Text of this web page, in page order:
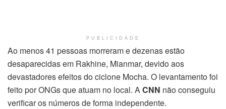
PUBLICIDADE
Ao menos 41 pessoas morreram e dezenas estão
desaparecidas em Rakhine, Mianmar, devido aos
devastadores efeitos do ciclone Mocha. O levantamento foi
feito por ONGs que atuam no local. A CNN não conseguiu
verificar os números de forma independente.